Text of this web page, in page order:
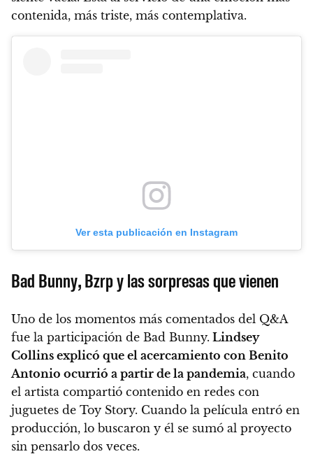
contenida, más triste, más contemplativa.
Ver esta publicación en Instagram
Bad Bunny, Bzrp y las sorpresas que vienen
Uno de los momentos más comentados del Q&A
fue la participación de Bad Bunny. Lindsey
Collins explicó que el acercamiento con Benito
Antonio ocurrió a partir de la pandemia, cuando
el artista compartió contenido en redes con
juguetes de Toy Story. Cuando la película entró en
producción, lo buscaron y él se sumó al proyecto
sin pensarlo dos veces.